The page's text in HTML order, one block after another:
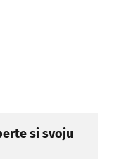
si svoju